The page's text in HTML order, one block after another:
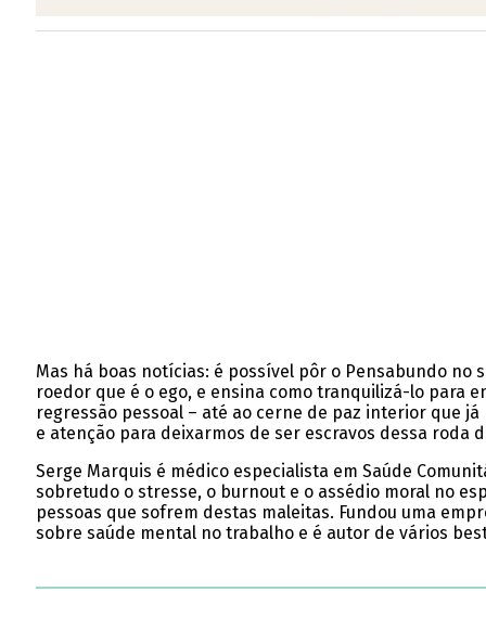
Mas há boas notícias: é possível pôr o Pensabundo no
roedor que é o ego, e ensina como tranquilizá-lo para
regressão pessoal – até ao cerne de paz interior que
e atenção para deixarmos de ser escravos dessa roda
Serge Marquis é médico especialista em Saúde
sobretudo o stresse, o burnout e o assédio moral no
pessoas que sofrem destas maleitas. Fundou uma
sobre saúde mental no trabalho e é autor de vários